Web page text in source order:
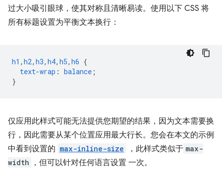
过大小吸引眼球，使其对称且清晰易读。使用以下 CSS 将
所有标题设置为平衡文本换行：
h1 , h2, h3, h4, h5, h6 {
text-wrap : balance ;
}
仅应用此样式可能无法提供您期望的结果，因为文本需要换
行，因此需要从某个位置应用最大行长。您会在本文的示例
中看到设置的 max-inline-size ，此样式类似于 max-
width
，但可以针对任何语言设置 一次。